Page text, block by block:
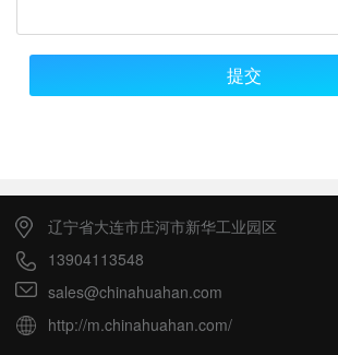
提交
辽宁省大连市庄河市新华工业园区
13904113548
sales@chinahuahan.com
http://m.chinahuahan.com/